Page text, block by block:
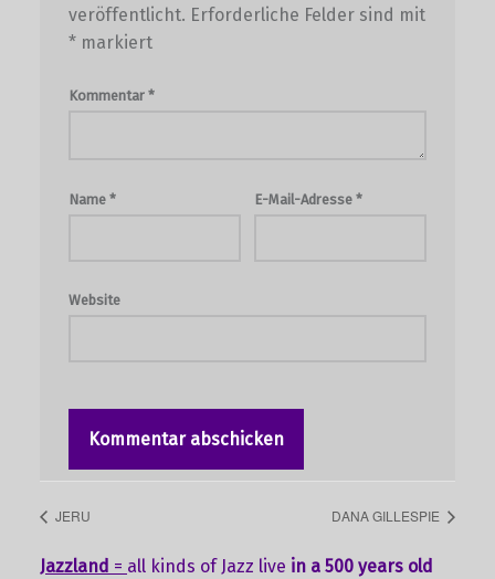
veröffentlicht. Erforderliche Felder sind mit
*markiert
Kommentar *
Name * E-Mail-Adresse*
Website
JERU DANA GILLESPIE
Jazzland = all kinds of Jazz live in a 500 years old